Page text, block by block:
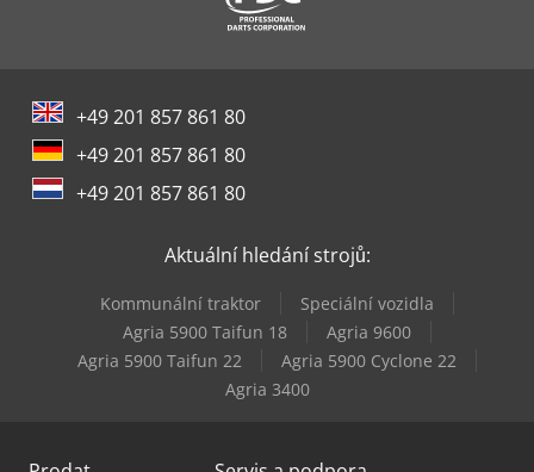
Mazak Quick Turn 200
Mazak Quick Turn 200Ms
Scm Sergiani Gs
Vollmer Cmf 200
Weinbrenner Gp 200
+49 201 857 861 80
+49 201 857 861 80
+49 201 857 861 80
Aktuální hledání strojů:
Kommunální traktor
Speciální vozidla
Agria 5900 Taifun 18
Agria 9600
Agria 5900 Taifun 22
Agria 5900 Cyclone 22
Agria 3400